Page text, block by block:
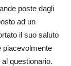
poste dagli
ad un
il suo saluto
piacevolmente
questionario.